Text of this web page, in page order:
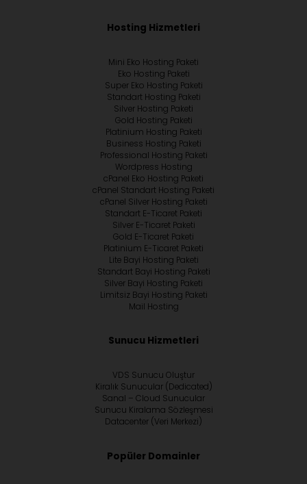
Hosting Hizmetleri
Mini Eko Hosting Paketi
Eko Hosting Paketi
Super Eko Hosting Paketi
Standart Hosting Paketi
Silver Hosting Paketi
Gold Hosting Paketi
Platinium Hosting Paketi
Business Hosting Paketi
Professional Hosting Paketi
Wordpress Hosting
cPanel Eko Hosting Paketi
cPanel Standart Hosting Paketi
cPanel Silver Hosting Paketi
Standart E-Ticaret Paketi
Silver E-Ticaret Paketi
Gold E-Ticaret Paketi
Platinium E-Ticaret Paketi
Lite Bayi Hosting Paketi
Standart Bayi Hosting Paketi
Silver Bayi Hosting Paketi
Limitsiz Bayi Hosting Paketi
Mail Hosting
Sunucu Hizmetleri
VDS Sunucu Oluştur
Kiralık Sunucular (Dedicated)
Sanal – Cloud Sunucular
Sunucu Kiralama Sözleşmesi
Datacenter (Veri Merkezi)
Popüler Domainler